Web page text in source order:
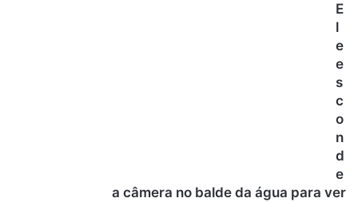
E
l
e
e
s
c
o
n
d
e
a câmera no balde da água para ver